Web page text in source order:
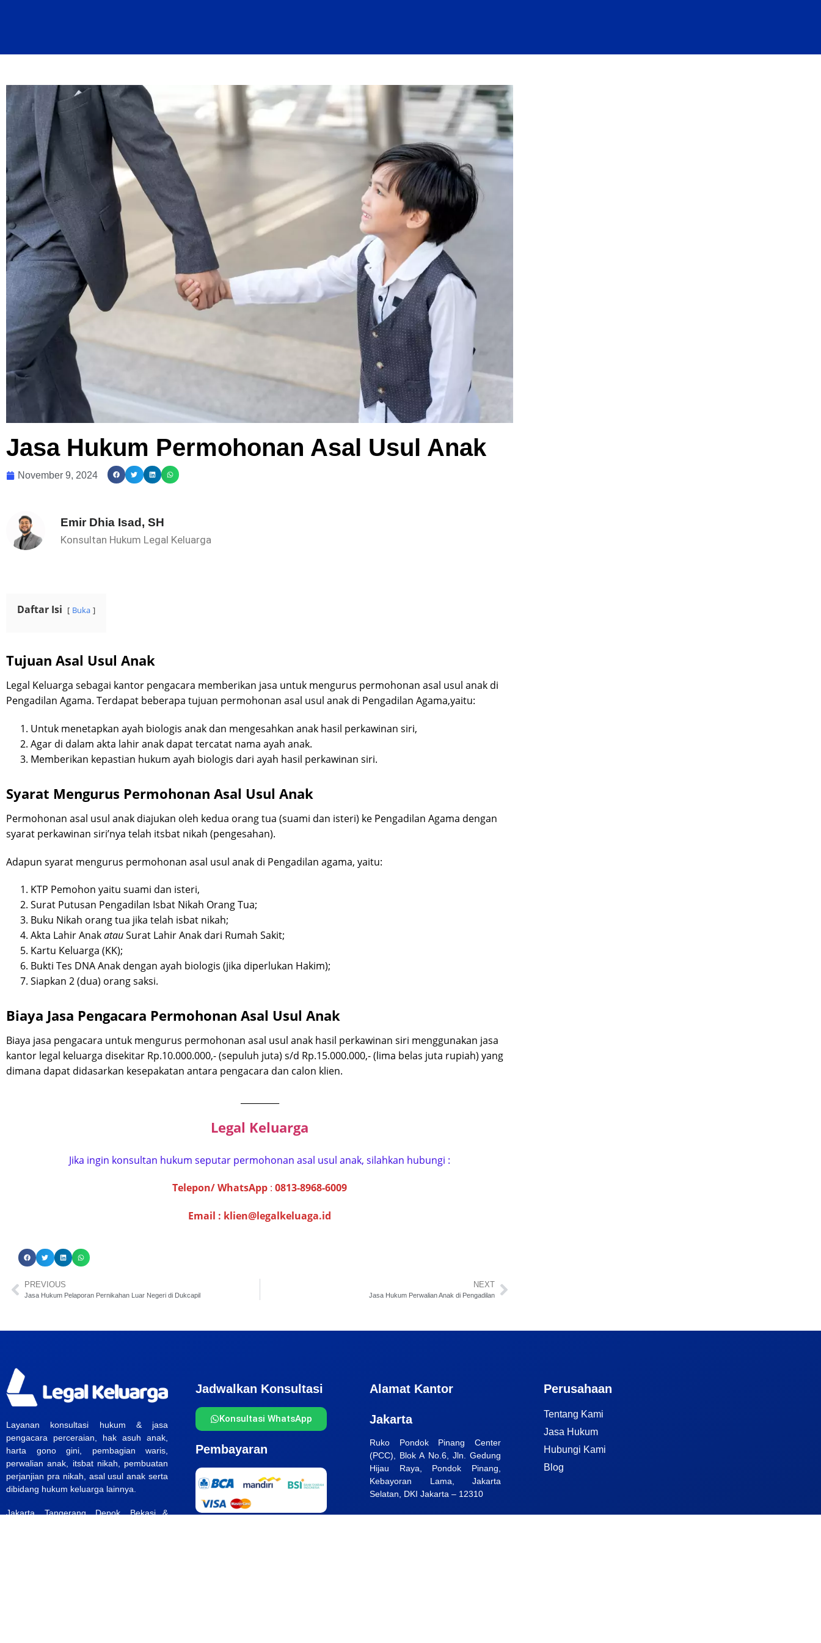
Jasa Hukum Permohonan Asal Usul Anak
November 9, 2024
Emir Dhia Isad, SH
Konsultan Hukum Legal Keluarga
Daftar Isi Buka
Tujuan Asal Usul Anak
Legal Keluarga sebagai kantor pengacara memberikan jasa untuk mengurus permohonan asal usul anak di
Pengadilan Agama. Terdapat beberapa tujuan permohonan asal usul anak di Pengadilan Agama,yaitu:
Untuk menetapkan ayah biologis anak dan mengesahkan anak hasil perkawinan siri,
Agar di dalam akta lahir anak dapat tercatat nama ayah anak.
Memberikan kepastian hukum ayah biologis dari ayah hasil perkawinan siri.
Syarat Mengurus Permohonan Asal Usul Anak
Permohonan asal usul anak diajukan oleh kedua orang tua (suami dan isteri) ke Pengadilan Agama dengan
syarat perkawinan siri’nya telah itsbat nikah (pengesahan).
Adapun syarat mengurus permohonan asal usul anak di Pengadilan agama, yaitu:
KTP Pemohon yaitu suami dan isteri,
Surat Putusan Pengadilan Isbat Nikah Orang Tua;
Buku Nikah orang tua jika telah isbat nikah;
Akta Lahir AnakatauSurat Lahir Anak dari Rumah Sakit;
Kartu Keluarga (KK);
Bukti Tes DNA Anak dengan ayah biologis (jika diperlukan Hakim);
Siapkan 2 (dua) orang saksi.
Biaya Jasa Pengacara Permohonan Asal Usul Anak
Biaya jasa pengacara untuk mengurus permohonan asal usul anak hasil perkawinan siri menggunakan jasa
kantor legal keluarga disekitar Rp.10.000.000,- (sepuluh juta) s/d Rp.15.000.000,- (lima belas juta rupiah) yang
dimana dapat didasarkan kesepakatan antara pengacara dan calon klien.
Legal Keluarga
Jika ingin konsultan hukum seputar permohonan asal usul anak, silahkan hubungi :
Telepon/ WhatsApp : 0813-8968-6009
Email : klien@legalkeluaga.id
PREVIOUS
Jasa Hukum Pelaporan Pernikahan Luar Negeri di Dukcapil
NEXT
Jasa Hukum Perwalian Anak di Pengadilan
Layanan konsultasi hukum & jasa
pengacara perceraian, hak asuh anak,
harta gono gini, pembagian waris,
perwalian anak, itsbat nikah, pembuatan
perjanjian pra nikah, asal usul anak serta
dibidang hukum keluarga lainnya.
Jakarta, Tangerang, Depok, Bekasi &
Jadwalkan Konsultasi
Konsultasi WhatsApp
Pembayaran
Alamat Kantor
Jakarta
Ruko Pondok Pinang Center
(PCC), Blok A No.6, Jln. Gedung
Hijau Raya, Pondok Pinang,
Kebayoran Lama, Jakarta
Selatan, DKI Jakarta – 12310
Perusahaan
Tentang Kami
Jasa Hukum
Hubungi Kami
Blog